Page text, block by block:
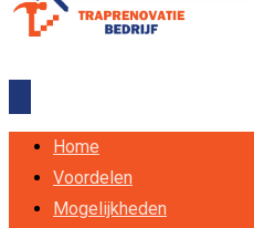
Home
Voordelen
Mogelijkheden